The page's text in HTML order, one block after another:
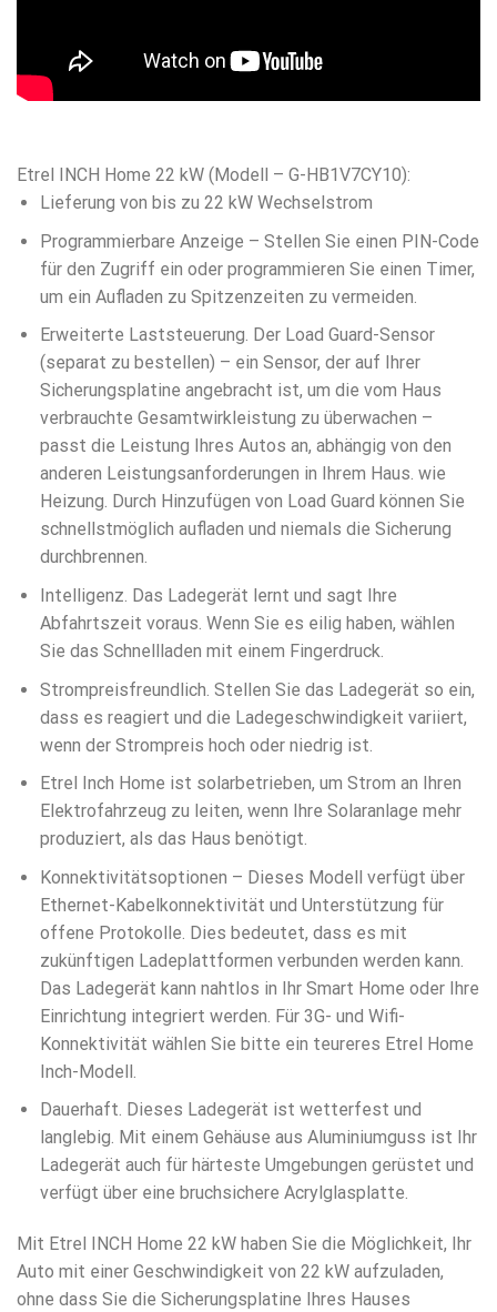
Etrel INCH Home 22 kW (Modell – G-HB1V7CY10):
Lieferung von bis zu 22 kW Wechselstrom
Programmierbare Anzeige – Stellen Sie einen PIN-Code
für den Zugriff ein oder programmieren Sie einen Timer,
um ein Aufladen zu Spitzenzeiten zu vermeiden.
Erweiterte Laststeuerung. Der Load Guard-Sensor
(separat zu bestellen) – ein Sensor, der auf Ihrer
Sicherungsplatine angebracht ist, um die vom Haus
verbrauchte Gesamtwirkleistung zu überwachen –
passt die Leistung Ihres Autos an, abhängig von den
anderen Leistungsanforderungen in Ihrem Haus. wie
Heizung. Durch Hinzufügen von Load Guard können Sie
schnellstmöglich aufladen und niemals die Sicherung
durchbrennen.
Intelligenz. Das Ladegerät lernt und sagt Ihre
Abfahrtszeit voraus. Wenn Sie es eilig haben, wählen
Sie das Schnellladen mit einem Fingerdruck.
Strompreisfreundlich. Stellen Sie das Ladegerät so ein,
dass es reagiert und die Ladegeschwindigkeit variiert,
wenn der Strompreis hoch oder niedrig ist.
Etrel Inch Home ist solarbetrieben, um Strom an Ihren
Elektrofahrzeug zu leiten, wenn Ihre Solaranlage mehr
produziert, als das Haus benötigt.
Konnektivitätsoptionen – Dieses Modell verfügt über
Ethernet-Kabelkonnektivität und Unterstützung für
offene Protokolle. Dies bedeutet, dass es mit
zukünftigen Ladeplattformen verbunden werden kann.
Das Ladegerät kann nahtlos in Ihr Smart Home oder Ihre
Einrichtung integriert werden. Für 3G- und Wifi-
Konnektivität wählen Sie bitte ein teureres Etrel Home
Inch-Modell.
Dauerhaft. Dieses Ladegerät ist wetterfest und
langlebig. Mit einem Gehäuse aus Aluminiumguss ist Ihr
Ladegerät auch für härteste Umgebungen gerüstet und
verfügt über eine bruchsichere Acrylglasplatte.
Mit Etrel INCH Home 22 kW haben Sie die Möglichkeit, Ihr
Auto mit einer Geschwindigkeit von 22 kW aufzuladen,
ohne dass Sie die Sicherungsplatine Ihres Hauses